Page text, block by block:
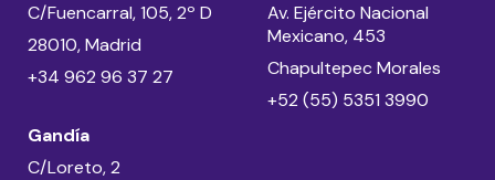
C/Fuencarral, 105, 2º D
28010, Madrid
+34 962 96 37 27
Gandía
C/Loreto, 2
Av. Ejército Nacional
Mexicano, 453
Chapultepec Morales
+52 (55) 5351 3990